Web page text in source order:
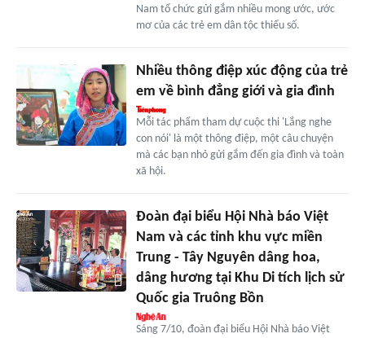
Nam tổ chức gửi gắm nhiều mong ước, ước
mơ của các trẻ em dân tộc thiểu số.
Nhiều thông điệp xúc động của trẻ
em về bình đẳng giới và gia đình
Mỗi tác phẩm tham dự cuộc thi 'Lắng nghe
con nói' là một thông điệp, một câu chuyện
mà các bạn nhỏ gửi gắm đến gia đình và toàn
xã hội.
Đoàn đại biểu Hội Nhà báo Việt
Nam và các tỉnh khu vực miền
Trung - Tây Nguyên dâng hoa,
dâng hương tại Khu Di tích lịch sử
Quốc gia Truông Bồn
Sáng 7/10, đoàn đại biểu Hội Nhà báo Việt